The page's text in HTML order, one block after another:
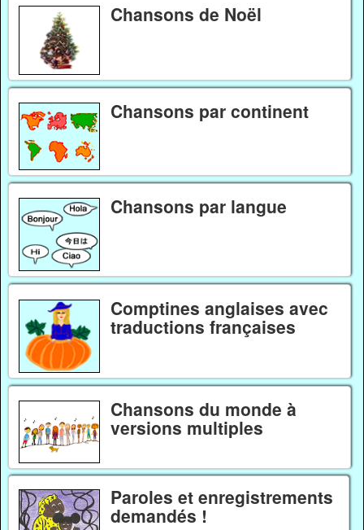
Chansons de Noël
Chansons par continent
Chansons par langue
Comptines anglaises avec
traductions françaises
Chansons du monde à
versions multiples
Paroles et enregistrements
demandés !